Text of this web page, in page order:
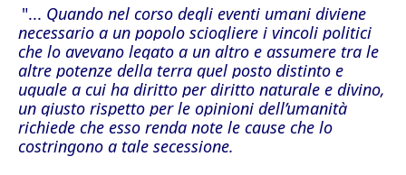
"... Quando nel corso degli eventi umani diviene
necessario a un popolo sciogliere i vincoli politici
che lo avevano legato a un altro e assumere tra le
altre potenze della terra quel posto distinto e
uguale a cui ha diritto per diritto naturale e divino,
un giusto rispetto per le opinioni dell’umanità
richiede che esso renda note le cause che lo
costringono a tale secessione.